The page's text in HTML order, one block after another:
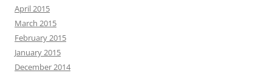
April 2015
March 2015
February 2015
January 2015
December 2014